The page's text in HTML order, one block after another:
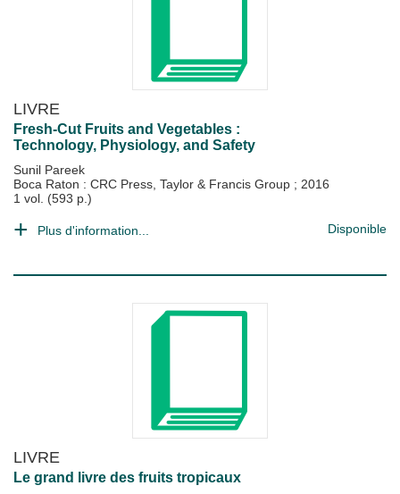
LIVRE
Fresh-Cut Fruits and Vegetables :
Technology, Physiology, and Safety
Sunil Pareek
Boca Raton : CRC Press, Taylor & Francis Group ; 2016
1 vol. (593 p.)
Plus d'information... Disponible
LIVRE
Le grand livre des fruits tropicaux